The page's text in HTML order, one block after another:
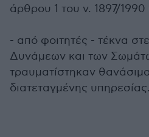
άρθρου 1 του ν. 1897/1990
- από φοιτητές - τέκνα
Δυνάμεων και των
τραυματίστηκαν
διατεταγμένης υπηρεσίας.